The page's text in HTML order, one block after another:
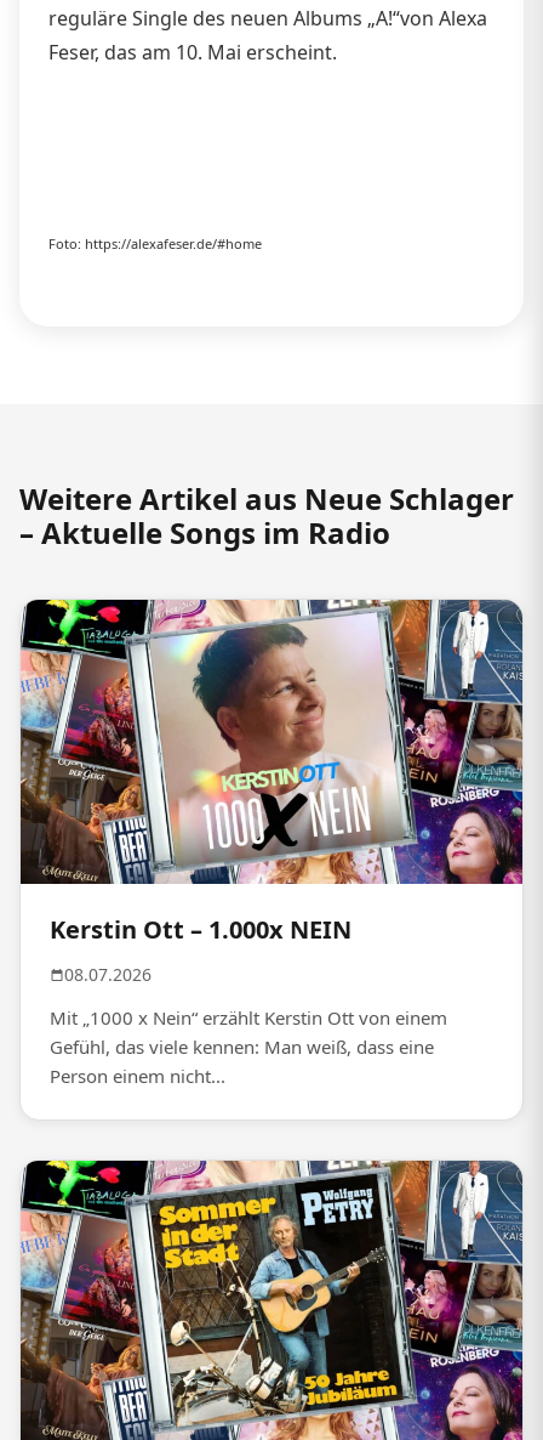
reguläre Single des neuen Albums „A!“von Alexa
Feser, das am 10. Mai erscheint.
Foto: https://alexafeser.de/#home
Weitere Artikel aus Neue Schlager
– Aktuelle Songs im Radio
Kerstin Ott – 1.000x NEIN
08.07.2026
Mit „1000 x Nein“ erzählt Kerstin Ott von einem
Gefühl, das viele kennen: Man weiß, dass eine
Person einem nicht...